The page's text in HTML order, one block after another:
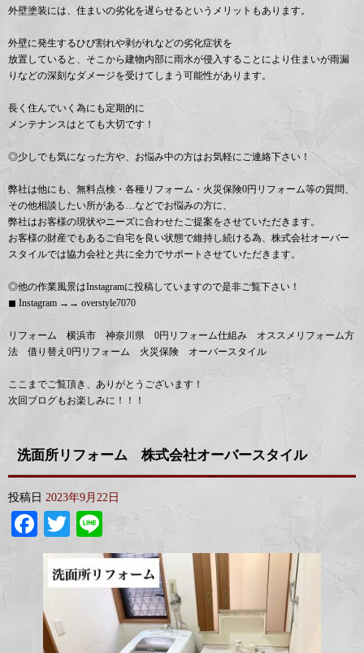
外壁塗装には、住まいの劣化を遅らせるというメリットもあります。
外壁に発生するひび割れや剥がれなどの劣化症状を
放置していると、そこから建物内部に雨水が侵入することにより住まいが雨漏
りなどの深刻なダメージを受けてしまう可能性があります。
長く住んでいく為にも定期的に
メンテナンスはとても大切です！
◎少しでも気になった方や、お悩み中の方はお気軽にご連絡下さい！
弊社は他にも、無料点検・各種リフォーム・火災保険0円リフォーム等の質問、
その他相談したい所がある…などでお悩みの方に、
弊社はお客様の現状やニーズに合わせたご提案をさせていただきます。
お客様の財産でもあるご自宅を良い状態で維持し続ける為、株式会社オーバー
スタイルでは協力会社と共に全力でサポートさせていただきます。
◎他の作業風景はInstagramに投稿していますので是非ご覧下さい！
◼︎ Instagram →→ overstyle7070
リフォーム 横浜市 神奈川県 0円リフォーム仕組み オススメリフォーム方
法 借り替え0円リフォーム 火災保険 オーバースタイル
ここまでご覧頂き、ありがとうございます！
次回ブログもお楽しみに！！！
洗面所リフォーム 株式会社オーバースタイル
投稿日 2023年9月22日
Facebook
Twitter
Line